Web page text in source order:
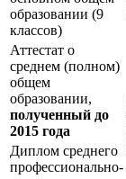
образовании (9
классов)
Аттестат о
среднем (полном)
общем
образовании,
полученный до
2015 года
Диплом среднего
профессионально-